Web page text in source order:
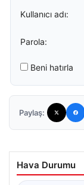
Kullanıcı adı:
Parola:
Beni hatırla
Paylaş:
Hava Durumu